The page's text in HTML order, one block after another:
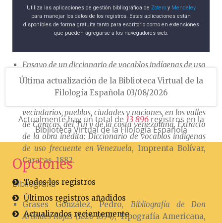
Cien vocablos indígenas de sitios[…] tiene ya un
carácter más enciclopédico.
Ensayo de un diccionario de vocablos indígenas de uso
frecuente en Venezuela, Imprenta de vapor de «La
Opinión nacional», Caracas, 1881.
Cien vocablos indígenas de sitios, ríos, alturas,
vecindarios, pueblos, ciudades y naciones, en los valles
de Caracas, del Tui y de la costa venezolana. Extracto
de la obra inédita: Diccionario de vocablos indígenas
de uso frecuente en Venezuela, Imprenta Bolívar,
Caracas, 1882.
Bibliografía
Grases González, Pedro, Bibliografía de Don
Arístides Rojas (1826-1894), Tipografía Americana,
Utiliza las aplicaciones de gestión bibliográfica de Zoteroy Mendeley
para manejar los datos de los registros. Estas aplicaciones están
disponibles de forma gratuita tanto para escritorio como en extensiones
que pueden agregarse a los navegadores web.
Última actualización de la Biblioteca Virtual de la
Filología Española 03/08/2026
Actualmente hay un total de13 896registros en la
Biblioteca Virtual de la Filología Española
Opciones
Todos los registros
Últimos registros añadidos
Actualizados recientemente